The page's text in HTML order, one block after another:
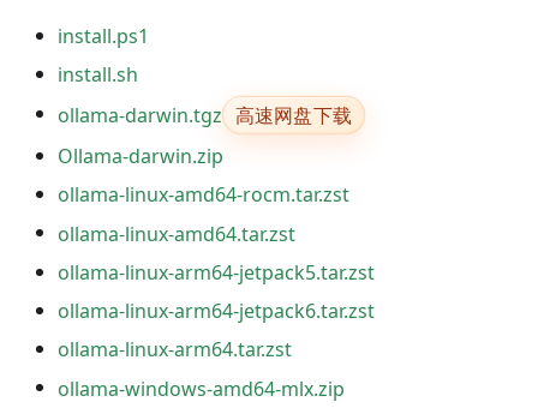
install.ps1
install.sh
ollama-darwin.tgz 高速网盘下载
Ollama-darwin.zip
ollama-linux-amd64-rocm.tar.zst
ollama-linux-amd64.tar.zst
ollama-linux-arm64-jetpack5.tar.zst
ollama-linux-arm64-jetpack6.tar.zst
ollama-linux-arm64.tar.zst
ollama-windows-amd64-mlx.zip